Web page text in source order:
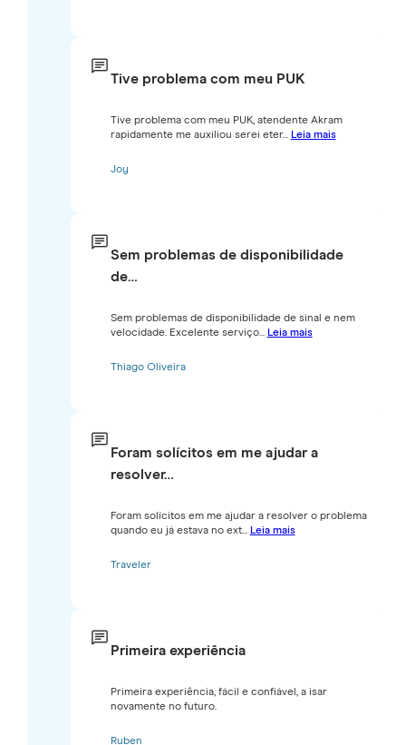
Tive problema com meu PUK
Tive problema com meu PUK, atendente Akram
rapidamente me auxiliou serei eter... Leia mais
Joy
Sem problemas de disponibilidade
de…
Sem problemas de disponibilidade de sinal e nem
velocidade. Excelente serviço... Leia mais
Thiago Oliveira
Foram solícitos em me ajudar a
resolver…
Foram solícitos em me ajudar a resolver o problema
quando eu já estava no ext... Leia mais
Traveler
Primeira experiência
Primeira experiência, fácil e confiável, a isar
novamente no futuro.
Ruben